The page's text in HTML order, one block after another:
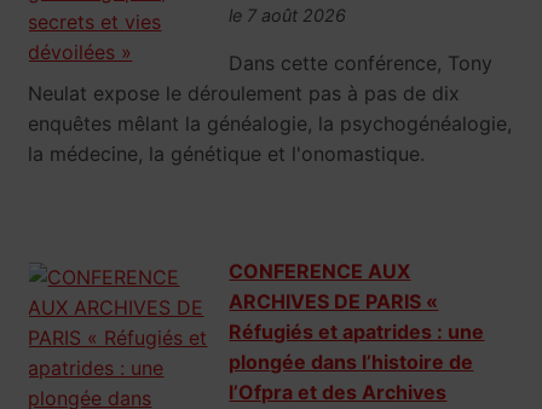
le 7 août 2026
Dans cette conférence, Tony
Neulat expose le déroulement pas à pas de dix
enquêtes mêlant la généalogie, la psychogénéalogie,
la médecine, la génétique et l'onomastique.
CONFERENCE AUX
ARCHIVES DE PARIS «
Réfugiés et apatrides : une
plongée dans l’histoire de
l’Ofpra et des Archives